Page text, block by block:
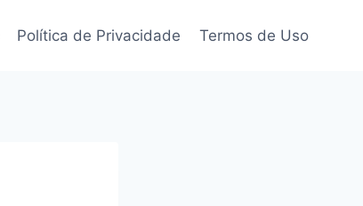
Política de Privacidade Termos de Uso